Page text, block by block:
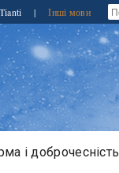
| Інші мови
і доброчесність